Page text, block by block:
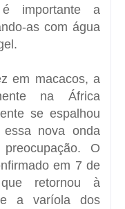
é importante a
as com água
em macacos, a
na África
se espalhou
nova onda
O
em 7 de
retornou à
a varíola dos